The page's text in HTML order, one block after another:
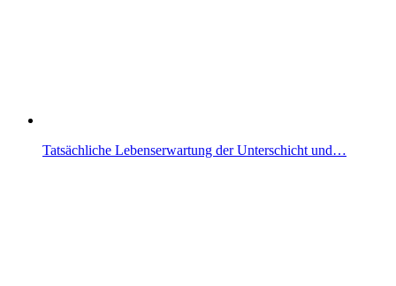
Tatsächliche Lebenserwartung der Unterschicht und…